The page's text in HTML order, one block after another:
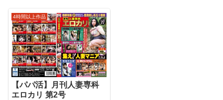
4時間以上作品
【パパ活】月刊人妻専科
エロカリ 第2号